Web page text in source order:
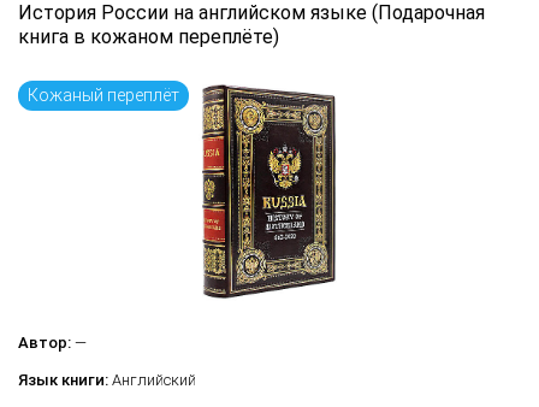
История России на английском языке (Подарочная
книга в кожаном переплёте)
Кожаный переплёт
Автор: —
Язык книги: Английский